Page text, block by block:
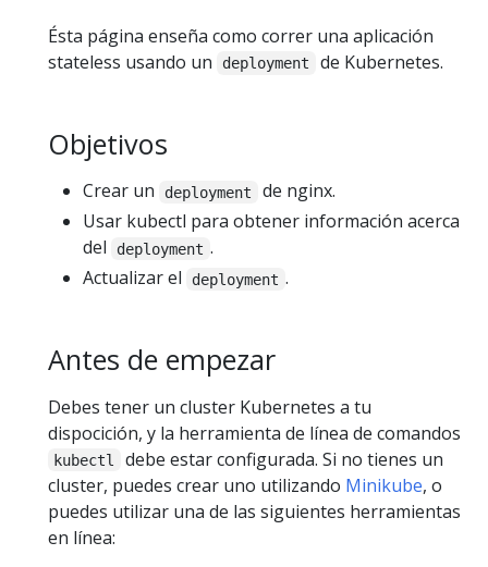
Ésta página enseña como correr una aplicación
stateless usando un
deployment de Kubernetes.
Objetivos
Crear un deployment
de nginx.
Usar kubectl para obtener información acerca
del
deployment .
Actualizar el
deployment .
Antes de empezar
Debes tener un cluster Kubernetes a tu
dispocición, y la herramienta de línea de comandos
kubectl
debe estar configurada. Si no tienes un
cluster, puedes crear uno utilizando Minikube, o
puedes utilizar una de las siguientes herramientas
en línea: